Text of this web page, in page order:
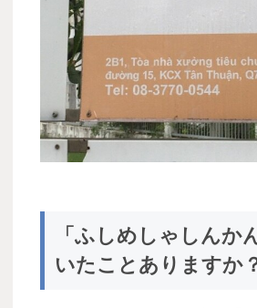
「ふしめしゃしんか
いたことありますか